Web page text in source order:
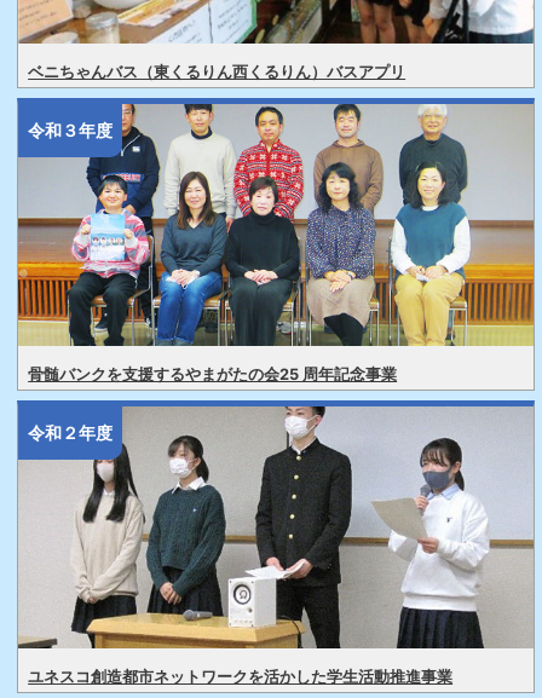
ベニちゃんバス（東くるりん西くるりん）バスアプリ
令和３年度
骨髄バンクを支援するやまがたの会25 周年記念事業
令和２年度
ユネスコ創造都市ネットワークを活かした学生活動推進事業